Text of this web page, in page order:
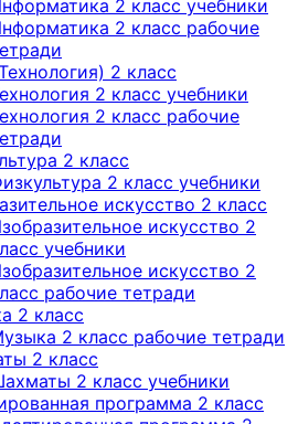
2 класс учебники
2 класс рабочие
2 класс
2 класс учебники
2 класс рабочие
2 класс
2 класс учебники
искусство 2 класс
искусство 2
учебники
искусство 2
рабочие тетради
2 класс
2 класс рабочие тетради
2 класс
2 класс учебники
программа 2 класс